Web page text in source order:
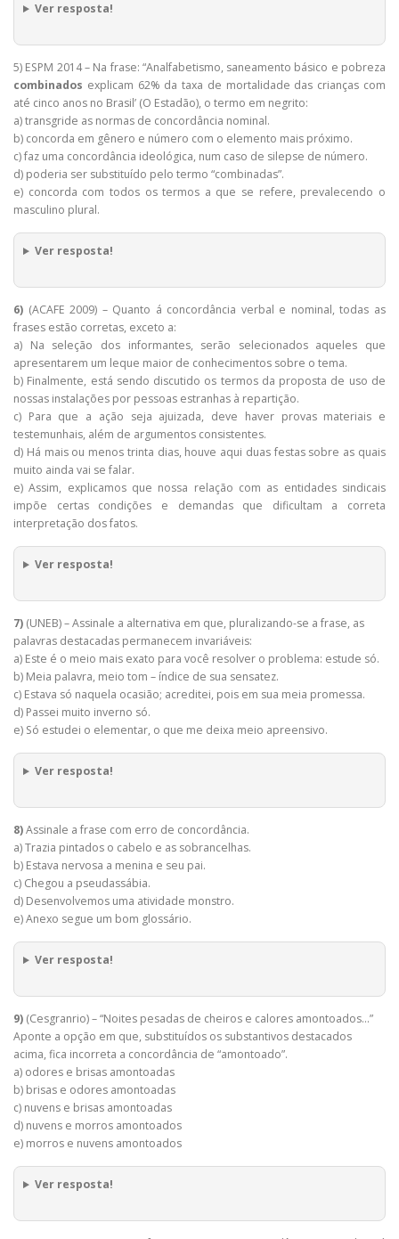
Ver resposta!
5) ESPM 2014 – Na frase: “Analfabetismo, saneamento básico e pobreza
combinados explicam 62% da taxa de mortalidade das crianças com
até cinco anos no Brasil’ (O Estadão), o termo em negrito:
a) transgride as normas de concordância nominal.
b) concorda em gênero e número com o elemento mais próximo.
c) faz uma concordância ideológica, num caso de silepse de número.
d) poderia ser substituído pelo termo “combinadas”.
e) concorda com todos os termos a que se refere, prevalecendo o
masculino plural.
Ver resposta!
6) (ACAFE 2009) – Quanto á concordância verbal e nominal, todas as
frases estão corretas, exceto a:
a) Na seleção dos informantes, serão selecionados aqueles que
apresentarem um leque maior de conhecimentos sobre o tema.
b) Finalmente, está sendo discutido os termos da proposta de uso de
nossas instalações por pessoas estranhas à repartição.
c) Para que a ação seja ajuizada, deve haver provas materiais e
testemunhais, além de argumentos consistentes.
d) Há mais ou menos trinta dias, houve aqui duas festas sobre as quais
muito ainda vai se falar.
e) Assim, explicamos que nossa relação com as entidades sindicais
impõe certas condições e demandas que dificultam a correta
interpretação dos fatos.
Ver resposta!
7) (UNEB) – Assinale a alternativa em que, pluralizando-se a frase, as
palavras destacadas permanecem invariáveis:
a) Este é o meio mais exato para você resolver o problema: estude só.
b) Meia palavra, meio tom – índice de sua sensatez.
c) Estava só naquela ocasião; acreditei, pois em sua meia promessa.
d) Passei muito inverno só.
e) Só estudei o elementar, o que me deixa meio apreensivo.
Ver resposta!
8)Assinale a frase com erro de concordância.
a) Trazia pintados o cabelo e as sobrancelhas.
b) Estava nervosa a menina e seu pai.
c) Chegou a pseudassábia.
d) Desenvolvemos uma atividade monstro.
e) Anexo segue um bom glossário.
Ver resposta!
9) (Cesgranrio) – “Noites pesadas de cheiros e calores amontoados…”
Aponte a opção em que, substituídos os substantivos destacados
acima, fica incorreta a concordância de “amontoado”.
a) odores e brisas amontoadas
b) brisas e odores amontoadas
c) nuvens e brisas amontoadas
d) nuvens e morros amontoados
e) morros e nuvens amontoados
Ver resposta!